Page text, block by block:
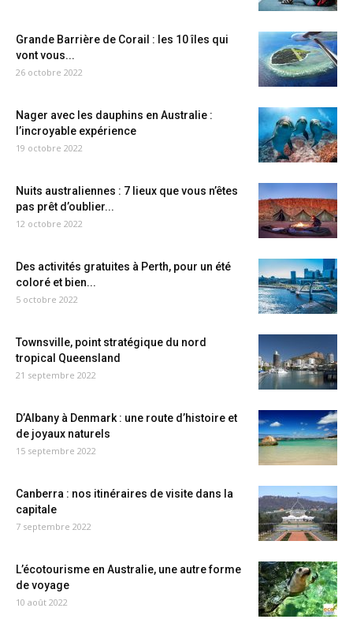
Grande Barrière de Corail : les 10 îles qui
vont vous...
26 octobre 2022
Nager avec les dauphins en Australie :
l’incroyable expérience
19 octobre 2022
Nuits australiennes : 7 lieux que vous n’êtes
pas prêt d’oublier...
12 octobre 2022
Des activités gratuites à Perth, pour un été
coloré et bien...
5 octobre 2022
Townsville, point stratégique du nord
tropical Queensland
21 septembre 2022
D’Albany à Denmark : une route d’histoire et
de joyaux naturels
15 septembre 2022
Canberra : nos itinéraires de visite dans la
capitale
7 septembre 2022
L’écotourisme en Australie, une autre forme
de voyage
10 août 2022